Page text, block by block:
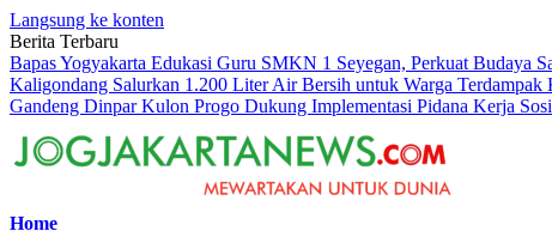
Langsung ke konten
Berita Terbaru
Bapas Yogyakarta Edukasi Guru SMKN 1 Seyegan, Perkuat Budaya
Kaligondang Salurkan 1.200 Liter Air Bersih untuk Warga Terdampak
Gandeng Dinpar Kulon Progo Dukung Implementasi Pidana Kerja
Home